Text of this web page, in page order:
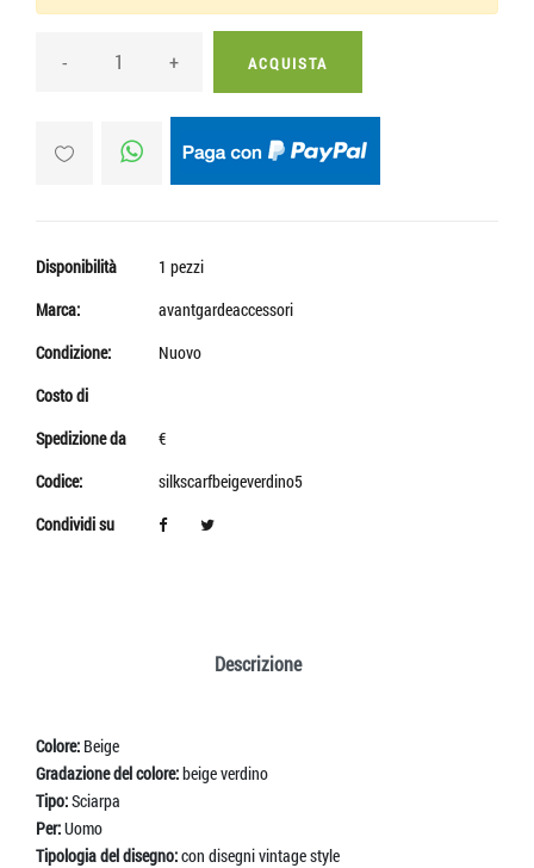
- + ACQUISTA
Disponibilità
1 pezzi
Marca:
avantgardeaccessori
Condizione:
Nuovo
Costo di
Spedizione da
€
Codice:
silkscarfbeigeverdino5
Condividi su
Descrizione
Colore: Beige
Gradazione del colore:beige verdino
Tipo:Sciarpa
Per:Uomo
Tipologia del disegno:con disegni vintage style